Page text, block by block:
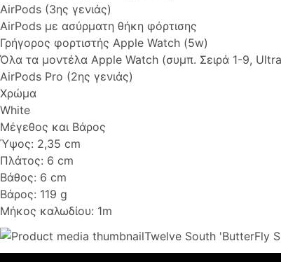
AirPods (3ης γενιάς)
AirPods με ασύρματη θήκη φόρτισης
Γρήγορος φορτιστής Apple Watch (5w)
Όλα τα μοντέλα Apple Watch (συμπ. Σειρά 1-9, Ultra
AirPods Pro (2ης γενιάς)
Χρώμα
White
Μέγεθος και Βάρος
Ύψος: 2,35 cm
Πλάτος: 6 cm
Βάθος: 6 cm
Βάρος: 119 g
Μήκος καλωδίου: 1m
Twelve South 'ButterFly